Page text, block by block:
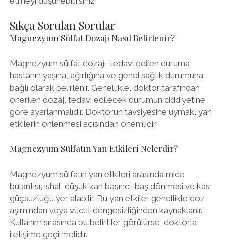
Sıkça Sorulan Sorular
Magnezyum Sülfat Dozajı Nasıl Belirlenir?
Magnezyum sülfat dozajı, tedavi edilen duruma,
hastanın yaşına, ağırlığına ve genel sağlık durumuna
bağlı olarak belirlenir. Genellikle, doktor tarafından
önerilen dozaj, tedavi edilecek durumun ciddiyetine
göre ayarlanmalıdır. Doktorun tavsiyesine uymak, yan
etkilerin önlenmesi açısından önemlidir.
Magnezyum Sülfatın Yan Etkileri Nelerdir?
Magnezyum sülfatın yan etkileri arasında mide
bulantısı, ishal, düşük kan basıncı, baş dönmesi ve kas
güçsüzlüğü yer alabilir. Bu yan etkiler genellikle doz
aşımından veya vücut dengesizliğinden kaynaklanır.
Kullanım sırasında bu belirtiler görülürse, doktorla
iletişime geçilmelidir.